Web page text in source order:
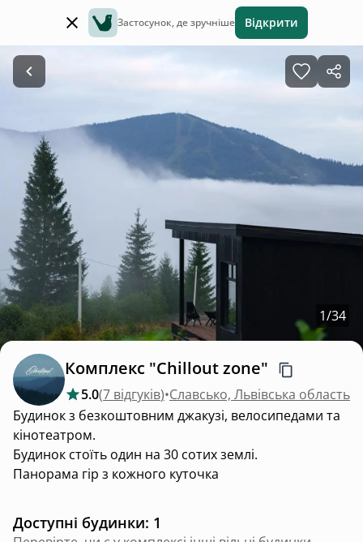
Застосунок, де зручніше Відкрити
1/34
Комплекс "Chillout zone"
5.0(7 відгуків)•Славсько, Львівська область
Будинок з безкоштовним джакузі, велосипедами та
кінотеатром.
Будинок стоїть один на 30 сотих землі.
Панорама гір з кожного куточка
Доступні будинки: 1